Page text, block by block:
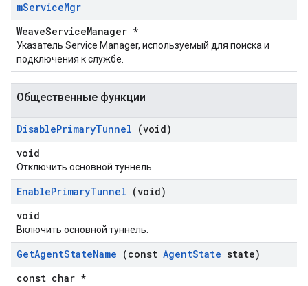
mServiceMgr
WeaveServiceManager *
Указатель Service Manager, используемый для поиска и
подключения к службе.
Общественные функции
DisablePrimaryTunnel (void)
void
Отключить основной туннель.
EnablePrimaryTunnel (void)
void
Включить основной туннель.
GetAgentStateName (const AgentState state)
const char *